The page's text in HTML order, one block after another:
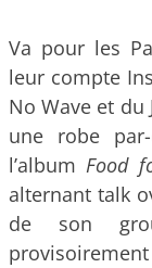
Va pour les
leur compte
No Wave et du
une robe
l’albumFood
alternant talk
de son